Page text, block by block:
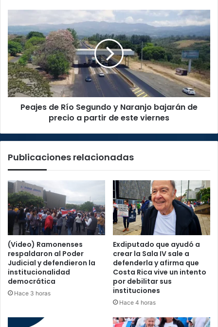
de
Río
Segundo
y
Naranjo
bajarán
de
precio
Peajes de Río Segundo y Naranjo bajarán de
precio a partir de este viernes
Publicaciones relacionadas
(Video) Ramonenses
respaldaron al Poder
Judicial y defendieron la
institucionalidad
democrática
Hace 3 horas
Exdiputado que ayudó a
crear la Sala IV sale a
defenderla y afirma que
Costa Rica vive un intento
por debilitar sus
instituciones
Hace 4 horas